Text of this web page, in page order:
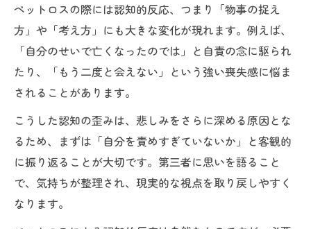
ペットロスの際には認知的反応、つまり「物事の捉え
方」や「考え方」にも大きな変化が現れます。例えば、
「自分のせいで亡くなったのでは」と自責の念に駆られ
たり、「もう二度と会えない」という強い喪失感に悩ま
されることがあります。
こうした認知の歪みは、悲しみをさらに深める原因とな
るため、まずは「自分を責めすぎていないか」と客観的
に振り返ることが大切です。第三者に思いを語ること
で、気持ちが整理され、現実的な視点を取り戻しやすく
なります。